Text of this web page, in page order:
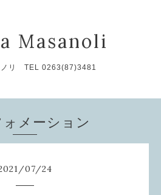
Masanoli
ノリ TEL 0263(87)3481
メーション
/07/24